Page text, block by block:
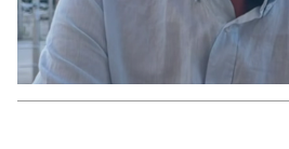
Safna fyrir flutningi
banaslysinu í Þrengslum